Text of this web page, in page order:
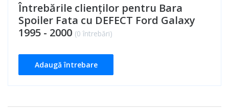
Întrebările clienților pentru Bara
Spoiler Fata cu DEFECT Ford Galaxy
1995 - 2000 (0 întrebări)
Adaugă întrebare